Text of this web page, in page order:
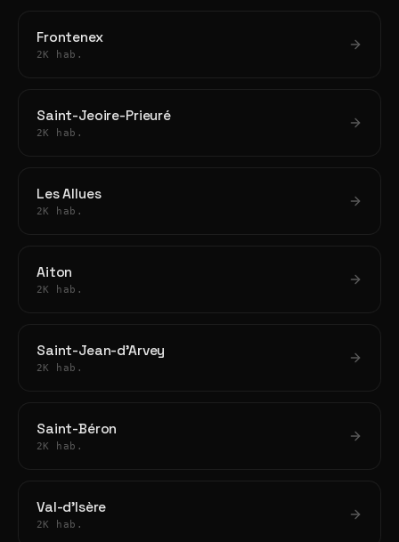
Frontenex
2K hab.
Saint-Jeoire-Prieuré
2K hab.
Les Allues
2K hab.
Aiton
2K hab.
Saint-Jean-d'Arvey
2K hab.
Saint-Béron
2K hab.
Val-d'Isère
2K hab.